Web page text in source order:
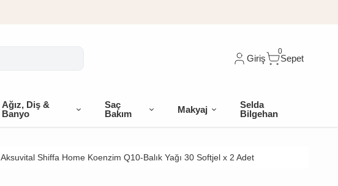
Giriş
0
Sepet
Ağız, Diş &
Banyo
Saç
Bakım
Makyaj
Selda
Bilgehan
Aksuvital Shiffa Home Koenzim Q10-Balık Yağı 30 Softjel x 2 Adet